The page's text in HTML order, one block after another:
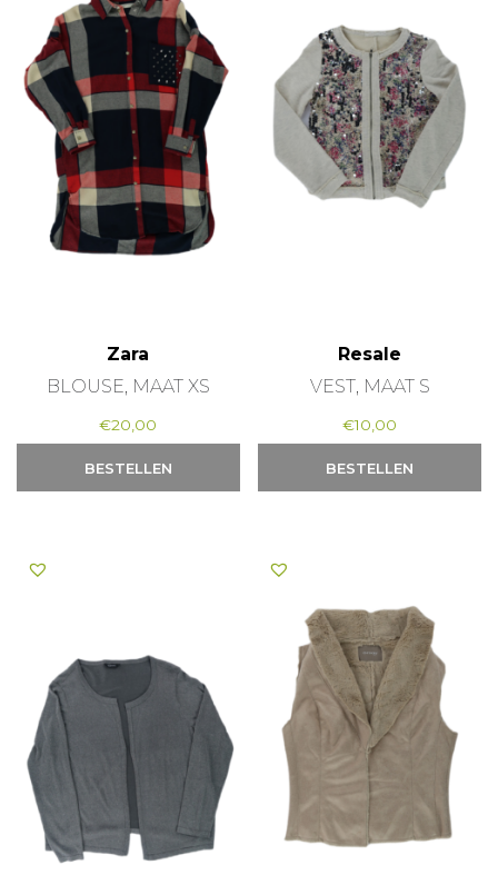
Zara
BLOUSE, MAAT XS
€20,00
BESTELLEN
Resale
VEST, MAAT S
€10,00
BESTELLEN